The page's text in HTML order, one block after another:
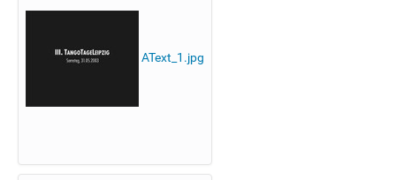
AText_1.jpg